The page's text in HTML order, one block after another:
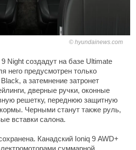
hyundainews.com
Night создадут на базе Ultimate
него предусмотрен только
а затемнение затронет
дверные ручки, оконные
решетку, переднюю защитную
Черными станут также руль,
вставки салона.
Канадский Ioniq 9 AWD+
суммарной